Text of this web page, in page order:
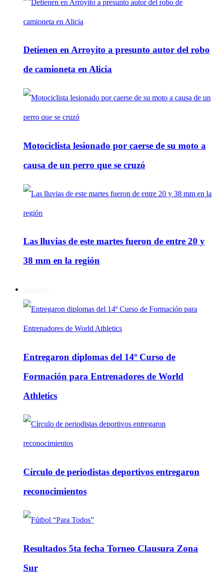
Detienen en Arroyito a presunto autor del robo
de camioneta en Alicia
Motociclista lesionado por caerse de su moto a
causa de un perro que se cruzó
Las lluvias de este martes fueron de entre 20 y
38 mm en la región
Entregaron diplomas del 14º Curso de
Formación para Entrenadores de World
Athletics
Círculo de periodistas deportivos entregaron
reconocimientos
Resultados 5ta fecha Torneo Clausura Zona
Sur